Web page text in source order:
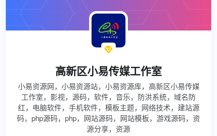

高新区小易传媒工作室
小易资源网，小易资源站，小易资源库，高新区小易传媒
工作室，影视，源码，软件，音乐，防洪系统，域名防
红，电脑软件，手机软件，模板主题，网络技术，建站源
码，php源码，php，网站源码，网站模板，游戏源码，资
源分享，资源